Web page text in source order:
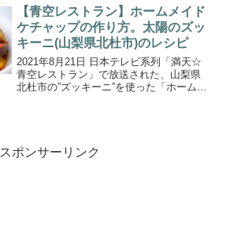
よぷよ食感、驚くほど甘いトマトです。
その実は赤く輝く宝...
【青空レストラン】ホームメイド
ケチャップの作り方。太陽のズッ
キーニ(山梨県北杜市)のレシピ
2021年8月21日 日本テレビ系列「満天☆
青空レストラン」で放送された、山梨県
北杜市の”ズッキーニ”を使った「ホームメ
スポンサーリンク